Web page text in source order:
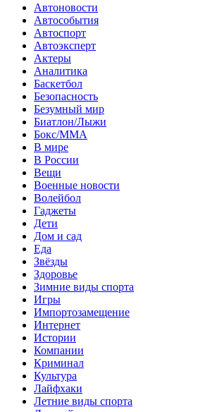
Автоновости
Автособытия
Автоспорт
Автоэксперт
Актеры
Аналитика
Баскетбол
Безопасность
Безумный мир
Биатлон/Лыжи
Бокс/MMA
В мире
В России
Вещи
Военные новости
Волейбол
Гаджеты
Дети
Дом и сад
Еда
Звёзды
Здоровье
Зимние виды спорта
Игры
Импортозамещение
Интернет
Истории
Компании
Криминал
Культура
Лайфхаки
Летние виды спорта